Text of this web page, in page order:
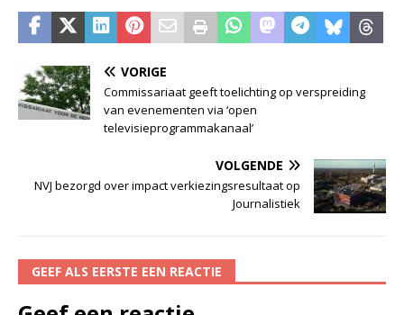
VORIGE
Commissariaat geeft toelichting op verspreiding
van evenementen via ‘open
televisieprogrammakanaal’
VOLGENDE
NVJ bezorgd over impact verkiezingsresultaat op
Journalistiek
GEEF ALS EERSTE EEN REACTIE